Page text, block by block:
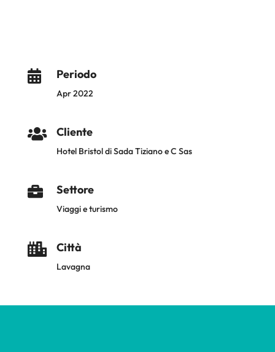
 Periodo
Apr 2022
 Cliente
Hotel Bristol di Sada Tiziano e C Sas
 Settore
Viaggi e turismo
 Città
Lavagna